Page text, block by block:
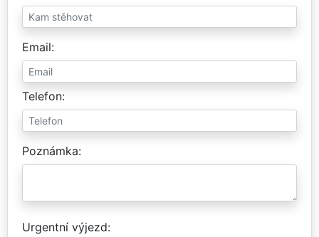
Email
Telefon
Poznámka
Urgentní výjezd